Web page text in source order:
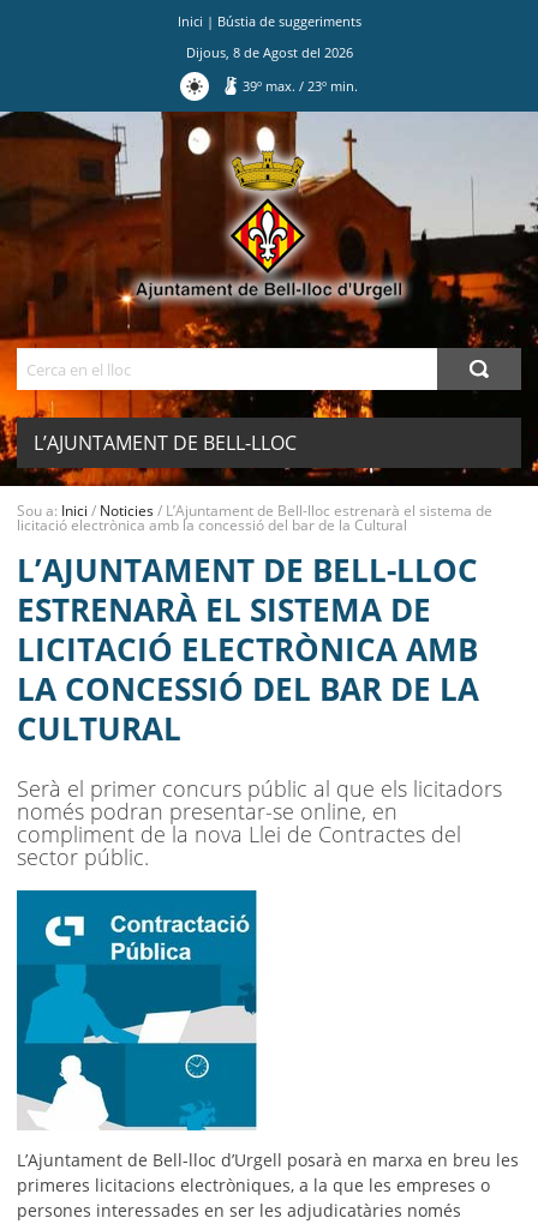
Inici | Bústia de suggeriments
Dijous, 8de Agostdel 2026
39º max./ 23º min.
L’AJUNTAMENT DE BELL-LLOC
ESTRENARÀ EL SISTEMA DE LICITACIÓ
DEL BAR DE LA CULTURAL
MENU
AJUNTAMENT
MUNICIPI
SEU ELECTRÒNICA
BELL-LLOC SOLUCIONA
Sou a: Inici / Noticies/ L’Ajuntament de Bell-lloc estrenarà el sistema de
licitació electrònica amb la concessió del bar de la Cultural
L’AJUNTAMENT DE BELL-LLOC
ESTRENARÀ EL SISTEMA DE
LICITACIÓ ELECTRÒNICA AMB
LA CONCESSIÓ DEL BAR DE LA
CULTURAL
Serà el primer concurs públic al que els licitadors
només podran presentar-se online, en
compliment de la nova Llei de Contractes del
sector públic.
L’Ajuntament de Bell-lloc d’Urgell posarà en marxa en breu les
primeres licitacions electròniques, a la que les empreses o
persones interessades en ser les adjudicatàries només